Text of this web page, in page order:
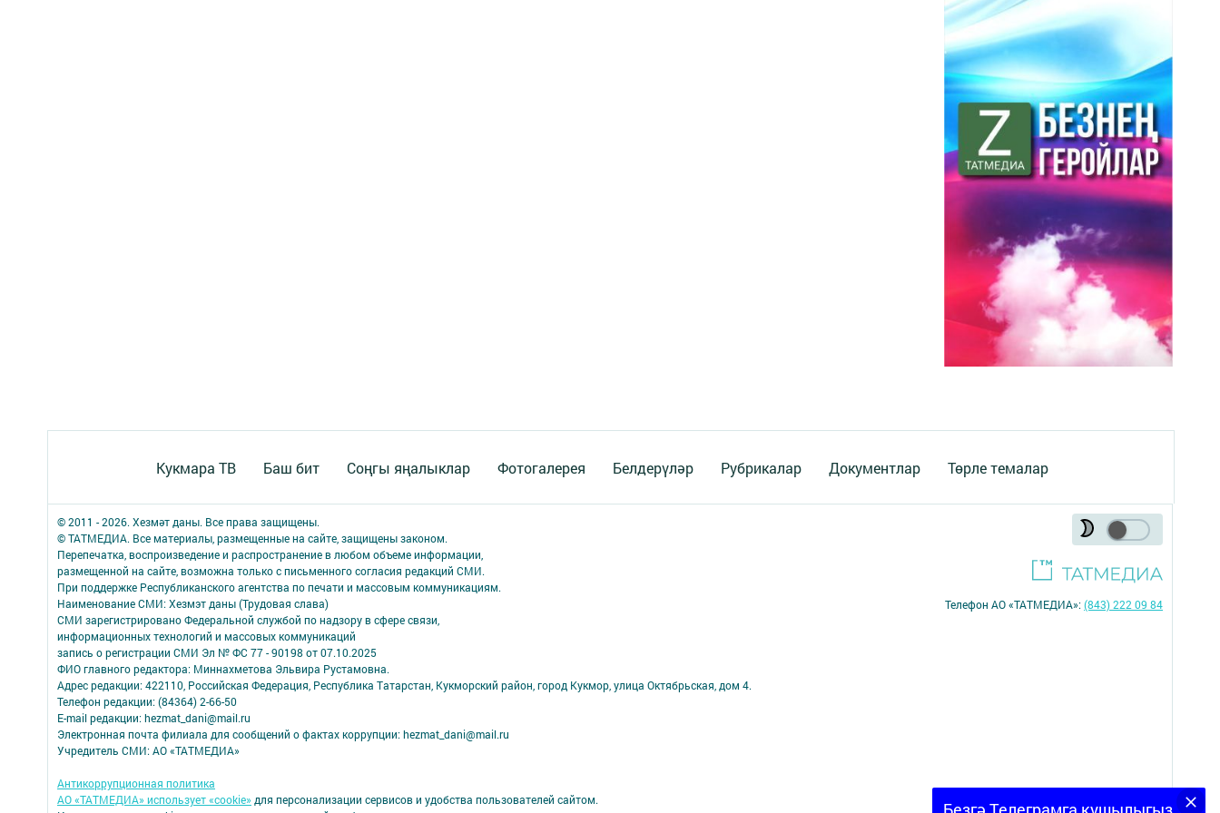
Кукмара ТВ Баш бит Соңгы яңалыклар Фотогалерея Белдерүләр Рубрикалар Документлар Төрле темалар
© 2011 - 2026. Хезмәт даны. Все права защищены.
© ТАТМЕДИА. Все материалы, размещенные на сайте, защищены законом.
Перепечатка, воспроизведение и распространение в любом объеме информации,
размещенной на сайте, возможна только с письменного согласия редакций СМИ.
При поддержке Республиканского агентства по печати и массовым коммуникациям.
Наименование СМИ: Хезмэт даны (Трудовая слава)
СМИ зарегистрировано Федеральной службой по надзору в сфере связи,
информационных технологий и массовых коммуникаций
запись о регистрации СМИ Эл № ФС 77 - 90198 от 07.10.2025
ФИО главного редактора: Миннахметова Эльвира Рустамовна.
Адрес редакции: 422110, Российская Федерация, Республика Татарстан, Кукморский район, город Кукмор, улица Октябрьская, дом 4.
Телефон редакции: (84364) 2-66-50
E-mail редакции: hezmat_dani@mail.ru
Электронная почта филиала для сообщений о фактах коррупции: hezmat_dani@mail.ru
Учредитель СМИ: АО «ТАТМЕДИА»
Антикоррупционная политика
АО «ТАТМЕДИА» использует «cookie»для персонализации сервисов и удобства пользователей сайтом.
Телефон АО «ТАТМЕДИА»:(843) 222 09 84
16+